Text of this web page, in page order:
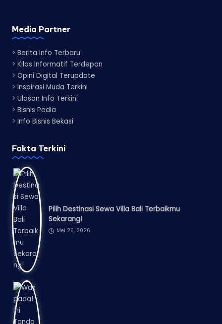
Media Partner
> Berita Info Terbaru
> Kilas Informatif Terdepan
> Opini Digital Terupdate
> Inspirasi Muda Terkini
> Ulasan Info Terkini
> Bisnis Pedia
> Info Bisnis Bekasi
Fakta Terkini
Pilih Destinasi Sewa Villa Bali Terbaikmu
Sekarang!
Mei 26, 2026